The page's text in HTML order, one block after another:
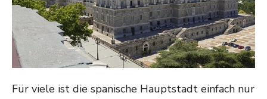
Für viele ist die spanische Hauptstadt einfach nur